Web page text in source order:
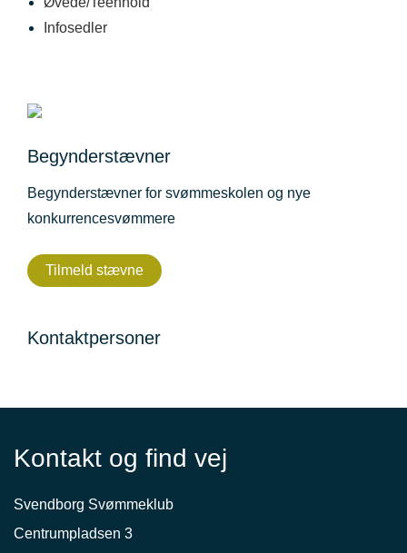
Infosedler
Begynderstævner
Begynderstævner for svømmeskolen og nye
konkurrencesvømmere
Tilmeld stævne
Kontaktpersoner
Kontakt og find vej
Svendborg Svømmeklub
Centrumpladsen 3